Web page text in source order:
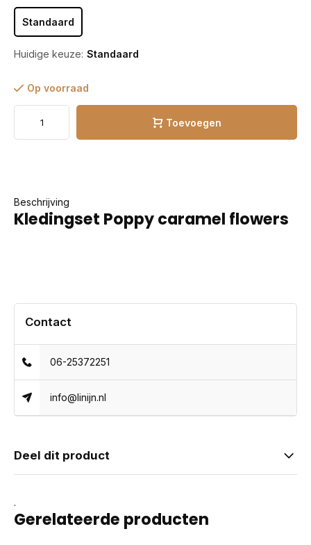
Standaard
Huidige keuze: Standaard
Op voorraad
Toevoegen
Beschrijving
Kledingset Poppy caramel flowers
Contact
06-25372251
info@linijn.nl
Deel dit product
.
Gerelateerde producten